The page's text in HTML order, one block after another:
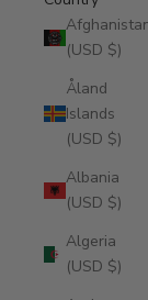
(USD $)
Åland
Islands
(USD $)
Albania
(USD $)
Algeria
(USD $)